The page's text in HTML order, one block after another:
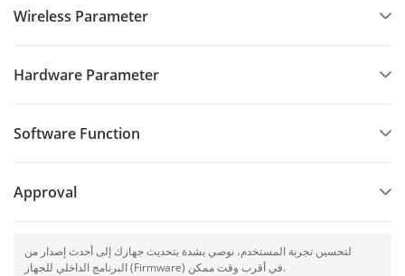
Wireless Parameter
Hardware Parameter
Software Function
Approval
لتحسين تجربة المستخدم، نوصي بشدة بتحديث جهازك إلى أحدث إصدار من
البرنامج الداخلي للجهاز (Firmware) في أقرب وقت ممكن.